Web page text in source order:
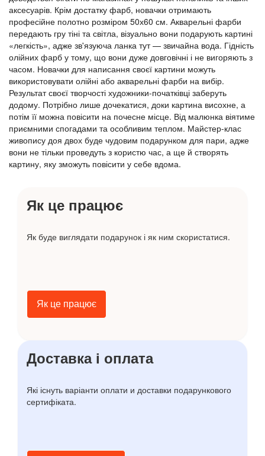
аксесуарів. Крім достатку фарб, новачки отримають
професійне полотно розміром 50х60 см. Акварельні фарби
передають гру тіні та світла, візуально вони подарують картині
«легкість», адже зв'язуюча ланка тут — звичайна вода. Гідність
олійних фарб у тому, що вони дуже довговічні і не вигоряють з
часом. Новачки для написання своєї картини можуть
використовувати олійні або акварельні фарби на вибір.
Результат своєї творчості художники-початківці заберуть
додому. Потрібно лише дочекатися, доки картина висохне, а
потім її можна повісити на почесне місце. Від малюнка віятиме
приємними спогадами та особливим теплом. Майстер-клас
живопису доя двох буде чудовим подарунком для пари, адже
вони не тільки проведуть з користю час, а ще й створять
картину, яку зможуть повісити у себе вдома.
Як це працює
Як буде виглядати подарунок і як ним скористатися.
Як це працює
Доставка і оплата
Які існуть варіанти оплати и доставки подарункового
сертифіката.